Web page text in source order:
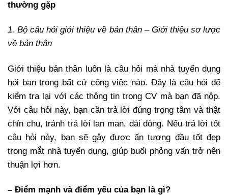
thường gặp
1. Bộ câu hỏi giới thiệu về bản thân – Giới thiệu sơ lược
về bản thân
Giới thiệu bản thân luôn là câu hỏi mà nhà tuyển dụng
hỏi bạn trong bất cứ công việc nào. Đây là câu hỏi để
kiểm tra lại với các thông tin trong CV mà bạn đã nộp.
Với câu hỏi này, bạn cần trả lời đúng trọng tâm và thật
chỉn chu, tránh trả lời lan man, dài dòng. Nếu trả lời tốt
câu hỏi này, bạn sẽ gây được ấn tượng đầu tốt đẹp
trong mắt nhà tuyển dụng, giúp buổi phỏng vấn trở nên
thuận lợi hơn.
– Điểm mạnh và điểm yếu của bạn là gì?